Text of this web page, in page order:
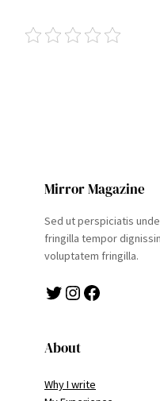
Mirror Magazine
Sed ut perspiciatis
fringilla tempor
voluptatem fringilla.
Twitter Instagram Facebook
About
Why I write